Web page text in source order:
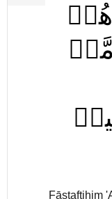
أَهُمۡ
مَّنۡ
Fāstaftihim